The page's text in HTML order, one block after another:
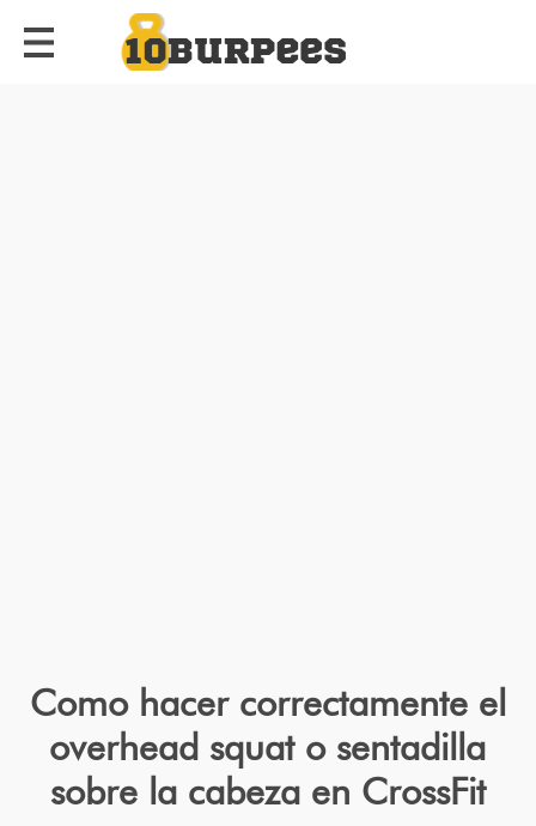
Como hacer correctamente el
overhead squat o sentadilla
sobre la cabeza en CrossFit